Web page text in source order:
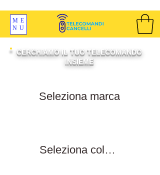
ME
NU
CERCHIAMO IL TUO TELECOMANDO
INSIEME